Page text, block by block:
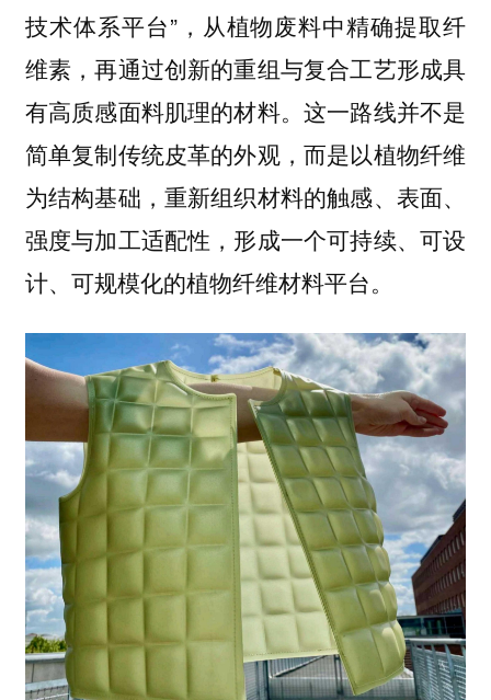
技术体系平台”，从植物废料中精确提取纤
维素，再通过创新的重组与复合工艺形成具
有高质感面料肌理的材料。这一路线并不是
简单复制传统皮革的外观，而是以植物纤维
为结构基础，重新组织材料的触感、表面、
强度与加工适配性，形成一个可持续、可设
计、可规模化的植物纤维材料平台。